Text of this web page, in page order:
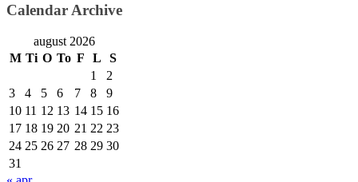
Calendar Archive
august 2026
M Ti O To F L
S
1
2
3
4 5 6 7 8
9
10 11 12 13 14 15 16
17 18 19 20 21 22 23
24 25 26 27 28 29 30
31